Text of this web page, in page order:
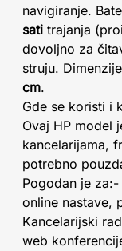
navigiranje.
sati trajanja
dovoljno za
struju.
cm.
Gde se koristi i
Ovaj HP model
kancelarijama,
potrebno
Pogodan je
online nastave,
Kancelarijski
web